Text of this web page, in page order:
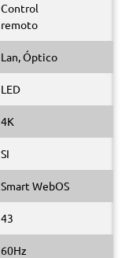
Control
remoto
Lan, Óptico
LED
4K
SI
Smart WebOS
43
60Hz